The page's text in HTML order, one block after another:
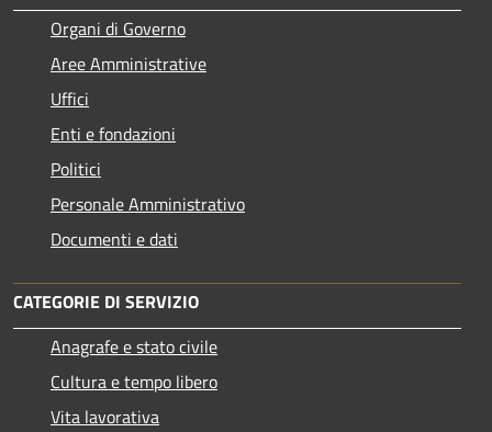
Organi di Governo
Aree Amministrative
Uffici
Enti e fondazioni
Politici
Personale Amministrativo
Documenti e dati
CATEGORIE DI SERVIZIO
Anagrafe e stato civile
Cultura e tempo libero
Vita lavorativa